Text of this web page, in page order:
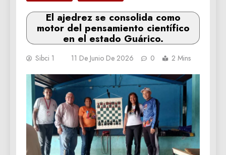
El ajedrez se consolida como
motor del pensamiento científico
en el estado Guárico.
Sibci 1 11 De Junio De 2026 0 2 Mins